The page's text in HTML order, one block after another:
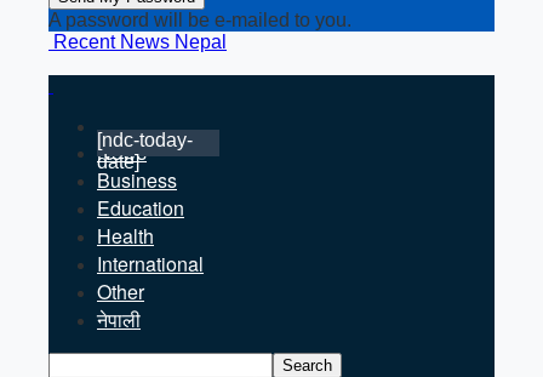
A password will be e-mailed to you.
Recent News Nepal
[ndc-today-
date]
News
Business
Education
Health
International
Other
नेपाली